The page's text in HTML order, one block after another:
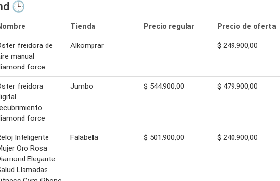
🕒
Tienda Precio regular Precio de oferta
freidora de
manual
force
Alkomprar $ 249.900,00
freidora
force
Jumbo $ 544.900,00 $ 479.900,00
Inteligente
Oro Rosa
Elegante
Llamadas
Falabella $ 501.900,00 $ 240.900,00